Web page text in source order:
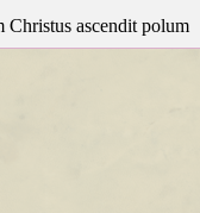
Christus ascendit polum